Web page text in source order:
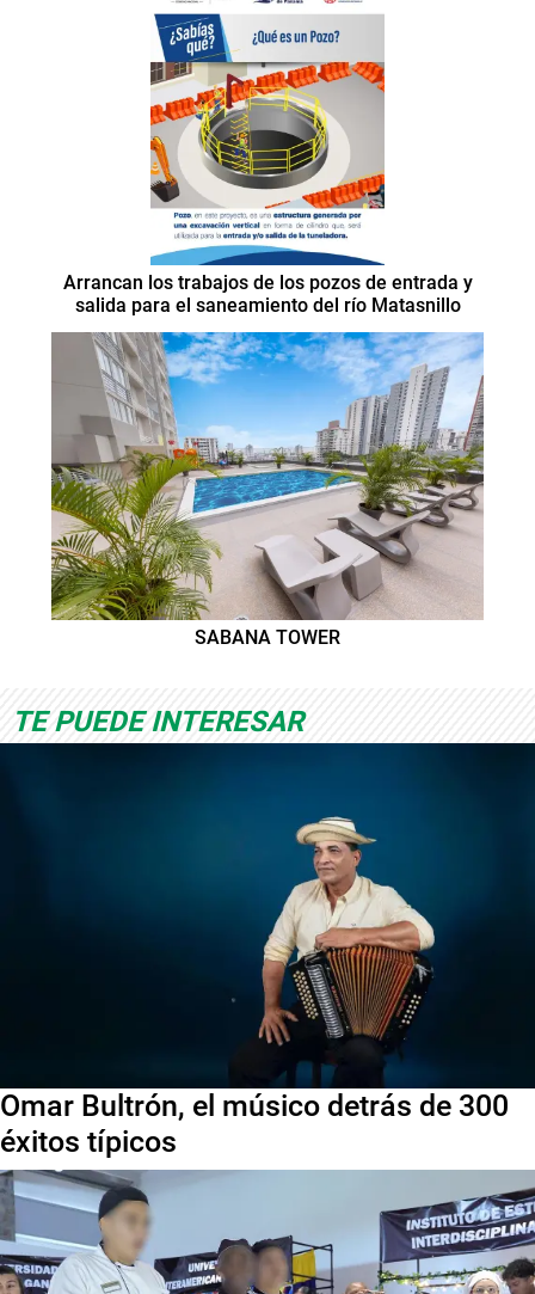
Arrancan los trabajos de los pozos de entrada y
salida para el saneamiento del río Matasnillo
SABANA TOWER
TE PUEDE INTERESAR
Omar Bultrón, el músico detrás de 300
éxitos típicos